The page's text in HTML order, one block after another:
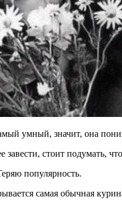
умный, значит, она
стоит подумать,
популярность.
самая обычная